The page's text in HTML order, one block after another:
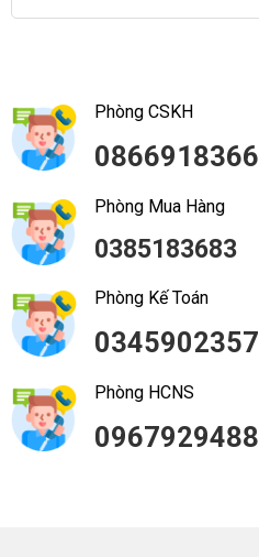
Phòng CSKH
0866918366
Phòng Mua Hàng
0385183683
Phòng Kế Toán
0345902357
Phòng HCNS
0967929488